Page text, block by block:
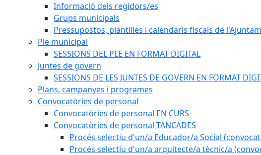
Informació dels regidors/es
Grups municipals
Pressupostos, plantilles i calendaris fiscals de
Ple municipal
SESSIONS DEL PLE EN FORMAT DIGITAL
Juntes de govern
SESSIONS DE LES JUNTES DE GOVERN EN FORMAT
Plans, campanyes i programes
Convocatòries de personal
Convocatòries de personal EN CURS
Convocatòries de personal TANCADES
Procés selectiu d'un/a Educador/a Social
Procés selectiu d'un/a arquitecte/a tècnic/a